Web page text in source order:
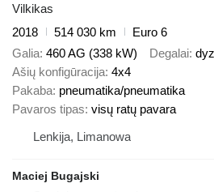
Vilkikas
2018
514 030 km
Euro 6
Galia 460 AG (338 kW) Degalai
Ašių konfigūracija 4x4
Pakaba pneumatika/pneumatika
Pavaros tipas visų ratų pavara
Lenkija, Limanowa
Maciej Bugajski